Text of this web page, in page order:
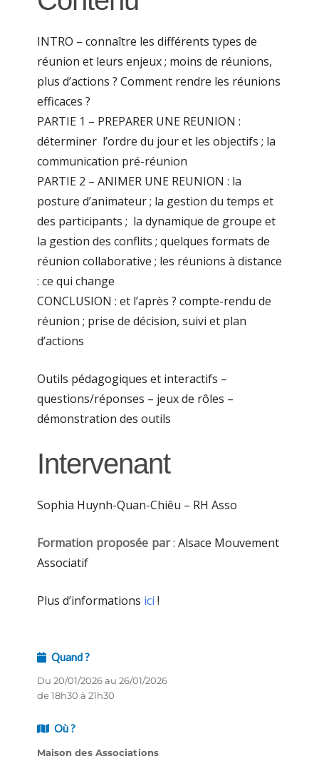
INTRO – connaître les différents types de
réunion et leurs enjeux ; moins de réunions,
plus d’actions ? Comment rendre les réunions
efficaces ?
PARTIE 1 – PREPARER UNE REUNION :
déterminer l’ordre du jour et les objectifs ; la
communication pré-réunion
PARTIE 2 – ANIMER UNE REUNION : la
posture d’animateur ; la gestion du temps et
des participants ; la dynamique de groupe et
la gestion des conflits ; quelques formats de
réunion collaborative ; les réunions à distance
: ce qui change
CONCLUSION : et l’après ? compte-rendu de
réunion ; prise de décision, suivi et plan
d’actions
Outils pédagogiques et interactifs –
questions/réponses – jeux de rôles –
démonstration des outils
Intervenant
Sophia Huynh-Quan-Chiêu – RH Asso
Formation proposée par: Alsace Mouvement
Associatif
Plus d’informations ici !
Quand ?
Du 20/01/2026 au 26/01/2026
de 18h30 à 21h30
Où ?
Maison des Associations